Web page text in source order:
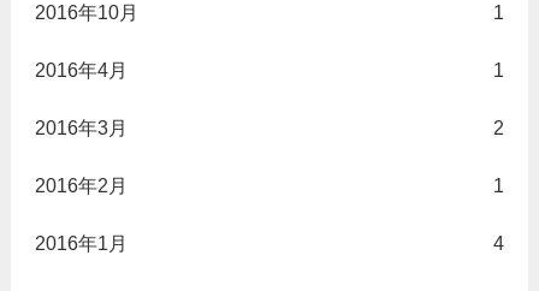
2016年10月 1
2016年4月 1
2016年3月 2
2016年2月 1
2016年1月 4